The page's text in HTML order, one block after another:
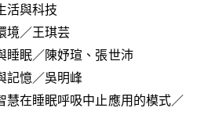
與科技
／王琪芸
眠／陳妤瑄、張世沛
憶／吳明峰
在睡眠呼吸中止應用的模式／